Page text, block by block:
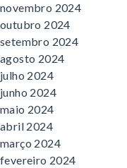
novembro 2024
outubro 2024
setembro 2024
agosto 2024
julho 2024
junho 2024
maio 2024
abril 2024
março 2024
fevereiro 2024